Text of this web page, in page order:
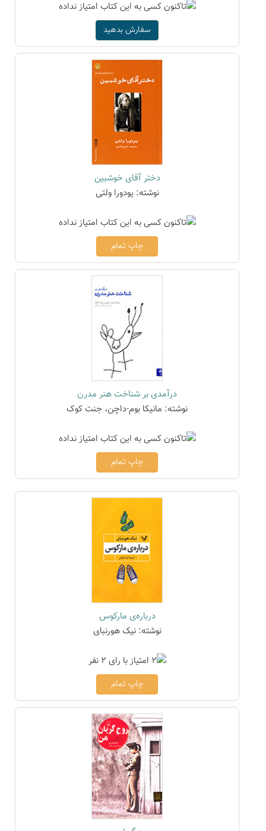
سفارش بدهید
دختر آقای خوشبین
نوشته: یودورا ولتی
چاپ تمام
درآمدی بر شناخت هنر مدرن
نوشته: مانیکا بوم-داچن، جنت کوک
چاپ تمام
درباره‌ی مارکوس
نوشته: نیک هورنبای
چاپ تمام